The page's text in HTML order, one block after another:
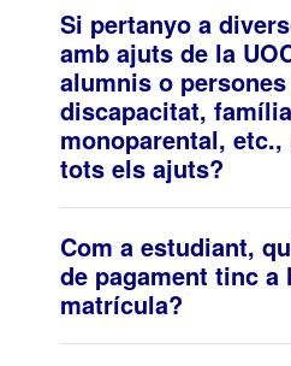
Si pertanyo a
amb ajuts de la
alumnis o
discapacitat,
monoparental,
tots els ajuts?
Com a estudiant,
de pagament tinc
matrícula?